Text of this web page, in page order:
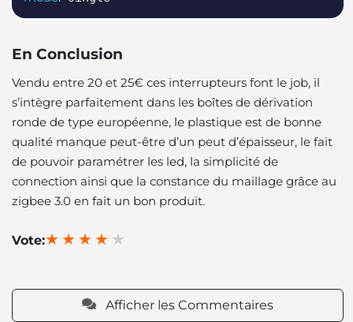
En Conclusion
Vendu entre 20 et 25€ ces interrupteurs font le job, il
s’intègre parfaitement dans les boîtes de dérivation
ronde de type européenne, le plastique est de bonne
qualité manque peut-être d’un peut d’épaisseur, le fait
de pouvoir paramétrer les led, la simplicité de
connection ainsi que la constance du maillage grâce au
zigbee 3.0 en fait un bon produit.
Vote:
Afficher les Commentaires